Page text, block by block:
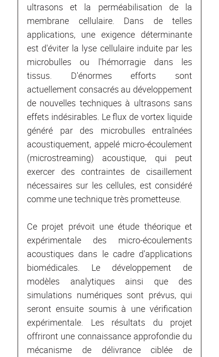
ultrasons et la perméabilisation de la
membrane cellulaire. Dans de telles
applications, une exigence déterminante
est d'éviter la lyse cellulaire induite par les
microbulles ou l'hémorragie dans les
tissus. D'énormes efforts sont
actuellement consacrés au développement
de nouvelles techniques à ultrasons sans
effets indésirables. Le flux de vortex liquide
généré par des microbulles entraînées
acoustiquement, appelé micro-écoulement
(microstreaming) acoustique, qui peut
exercer des contraintes de cisaillement
nécessaires sur les cellules, est considéré
comme une technique très prometteuse.
Ce projet prévoit une étude théorique et
expérimentale des micro-écoulements
acoustiques dans le cadre d'applications
biomédicales. Le développement de
modèles analytiques ainsi que des
simulations numériques sont prévus, qui
seront ensuite soumis à une vérification
expérimentale. Les résultats du projet
offriront une connaissance approfondie du
mécanisme de délivrance ciblée de